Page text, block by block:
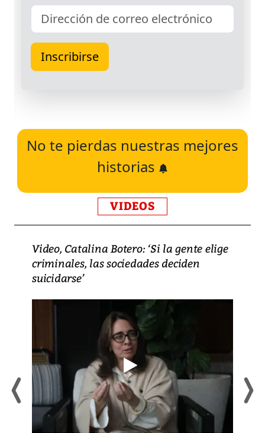
No te pierdas nuestras mejores
historias
VIDEOS
Video, Catalina Botero: ‘Si la gente elige
criminales, las sociedades deciden
suicidarse’